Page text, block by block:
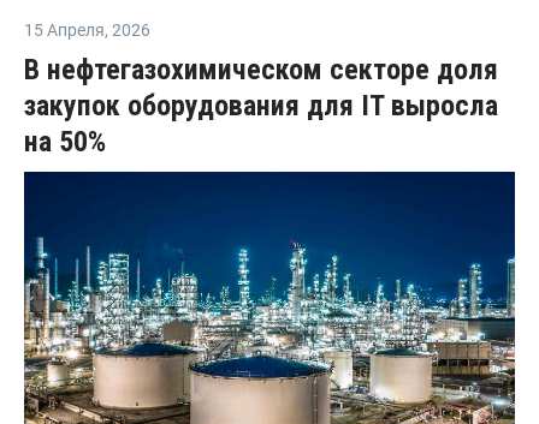
15 Апреля, 2026
В нефтегазохимическом секторе доля
закупок оборудования для IT выросла
на 50%